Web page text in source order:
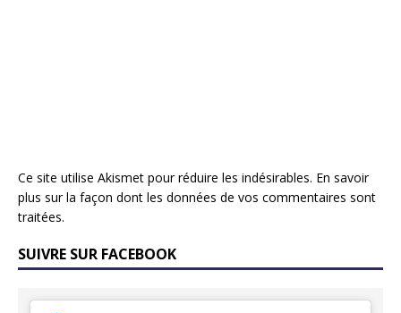
Ce site utilise Akismet pour réduire les indésirables. En savoir
plus sur la façon dont les données de vos commentaires sont
traitées.
SUIVRE SUR FACEBOOK